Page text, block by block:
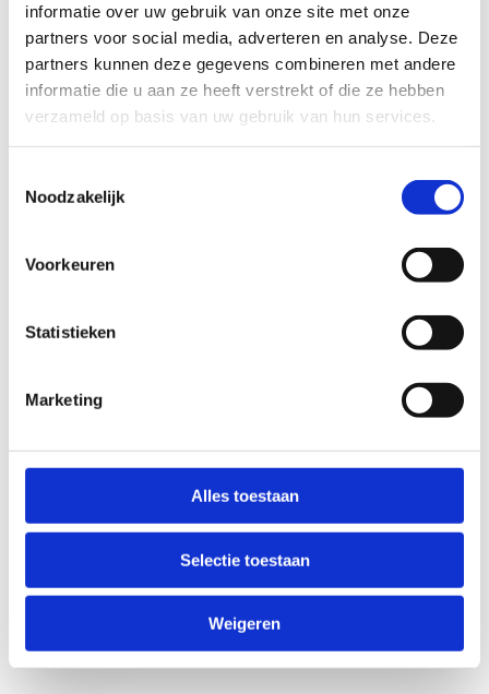
informatie over uw gebruik van onze site met onze
partners voor social media, adverteren en analyse. Deze
partners kunnen deze gegevens combineren met andere
informatie die u aan ze heeft verstrekt of die ze hebben
verzameld op basis van uw gebruik van hun services.
Noodzakelijk
Voorkeuren
Statistieken
Marketing
Alles toestaan
Selectie toestaan
Weigeren
Geef aan tot welk domein jouw vraag behoort
KIES EEN DOMEIN
Jouw vraag
Anti-Robot Verification
Click to start verification
Verzend